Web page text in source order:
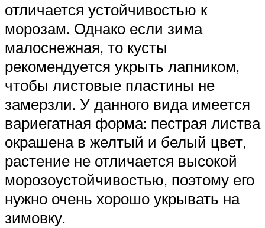
отличается устойчивостью к
морозам. Однако если зима
малоснежная, то кусты
рекомендуется укрыть лапником,
чтобы листовые пластины не
замерзли. У данного вида имеется
вариегатная форма: пестрая листва
окрашена в желтый и белый цвет,
растение не отличается высокой
морозоустойчивостью, поэтому его
нужно очень хорошо укрывать на
зимовку.